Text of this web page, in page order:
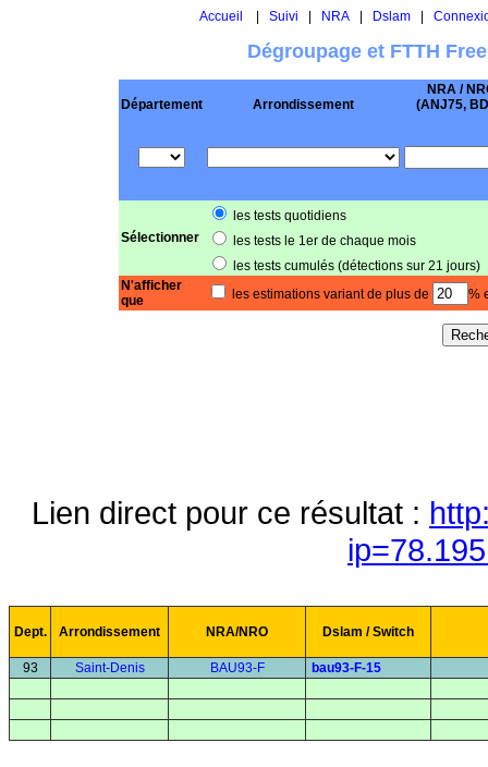
Accueil Suivi NRA| Dslam|
Dégroupage et FTTH
Département Arrondissement
NRA /
(ANJ75,
Sélectionner
les tests quotidiens
les tests le 1er de chaque mois
les tests cumulés (détections sur 21 jours)
N'afficher
que
les estimations variant de plus de %
Lien direct pour ce résultat :
Dept. Arrondissement NRA/NRO Dslam / Switch
93 Saint-Denis BAU93-F bau93-F-15